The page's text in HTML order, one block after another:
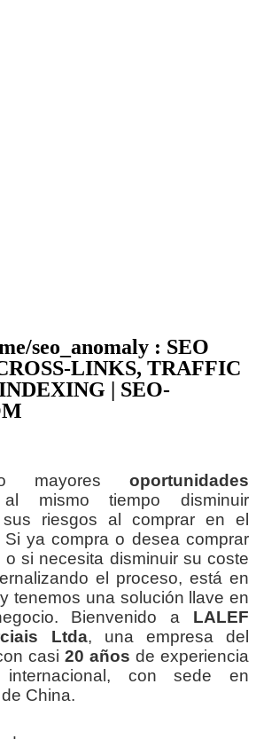
seo_anomaly : SEO
LINKS, TRAFFIC
| SEO-
mayores oportunidades
mismo tiempo disminuir
sus riesgos al comprar en el
Si ya compra o desea comprar
o si necesita disminuir su coste
el proceso, está en
tenemos una solución llave en
Bienvenido a LALEF
Ltda, una empresa del
casi20 años de experiencia
con sede en
China.